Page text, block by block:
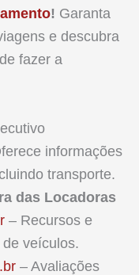
! Garanta
e descubra
fazer a
informações
transporte.
das Locadoras
– Recursos e
veículos.
– Avaliações